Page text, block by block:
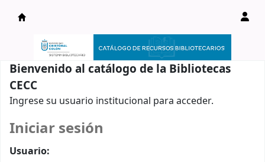
Catálogo en línea
Bienvenido al catálogo de la Bibliotecas
CECC
Ingrese su usuario institucional para acceder.
Iniciar sesión
Usuario: